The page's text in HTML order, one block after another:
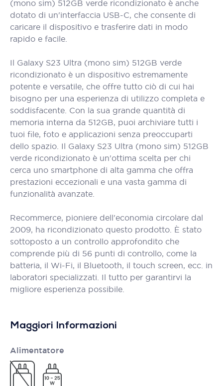
(mono sim) 512GB verde ricondizionato è anche
dotato di un'interfaccia USB-C, che consente di
caricare il dispositivo e trasferire dati in modo
rapido e facile.
Il Galaxy S23 Ultra (mono sim) 512GB verde
ricondizionato è un dispositivo estremamente
potente e versatile, che offre tutto ciò di cui hai
bisogno per una esperienza di utilizzo completa e
soddisfacente. Con la sua grande quantità di
memoria interna da 512GB, puoi archiviare tutti i
tuoi file, foto e applicazioni senza preoccuparti
dello spazio. Il Galaxy S23 Ultra (mono sim) 512GB
verde ricondizionato è un'ottima scelta per chi
cerca uno smartphone di alta gamma che offra
prestazioni eccezionali e una vasta gamma di
funzionalità avanzate.
Recommerce, pioniere dell'economia circolare dal
2009, ha ricondizionato questo prodotto. È stato
sottoposto a un controllo approfondito che
comprende più di 56 punti di controllo, come la
batteria, il Wi-Fi, il Bluetooth, il touch screen, ecc. in
laboratori specializzati. Il tutto per garantirvi la
migliore esperienza possibile.
Maggiori Informazioni
Alimentatore